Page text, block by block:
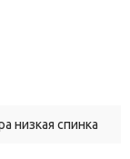
низкая спинка